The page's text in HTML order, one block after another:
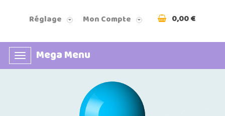
Réglage Mon Compte 0,00 €
Basculer
la
Mega Menu